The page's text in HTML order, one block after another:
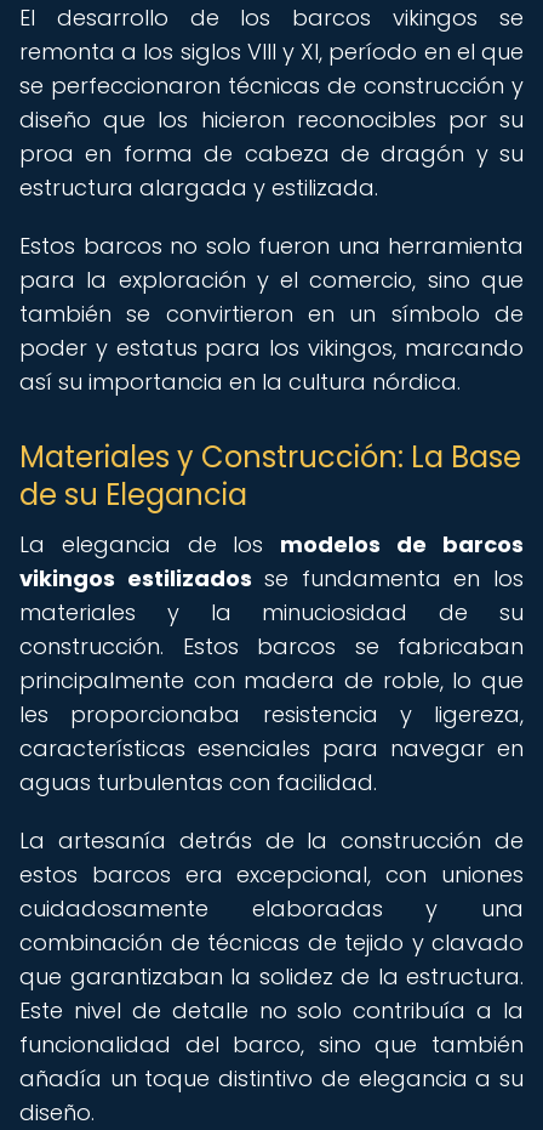
El desarrollo de los barcos vikingos se
remonta a los siglos VIII y XI, período en el que
se perfeccionaron técnicas de construcción y
diseño que los hicieron reconocibles por su
proa en forma de cabeza de dragón y su
estructura alargada y estilizada.
Estos barcos no solo fueron una herramienta
para la exploración y el comercio, sino que
también se convirtieron en un símbolo de
poder y estatus para los vikingos, marcando
así su importancia en la cultura nórdica.
Materiales y Construcción: La Base
de su Elegancia
La elegancia de los modelos de barcos
vikingos estilizados se fundamenta en los
materiales y la minuciosidad de su
construcción. Estos barcos se fabricaban
principalmente con madera de roble, lo que
les proporcionaba resistencia y ligereza,
características esenciales para navegar en
aguas turbulentas con facilidad.
La artesanía detrás de la construcción de
estos barcos era excepcional, con uniones
cuidadosamente elaboradas y una
combinación de técnicas de tejido y clavado
que garantizaban la solidez de la estructura.
Este nivel de detalle no solo contribuía a la
funcionalidad del barco, sino que también
añadía un toque distintivo de elegancia a su
diseño.